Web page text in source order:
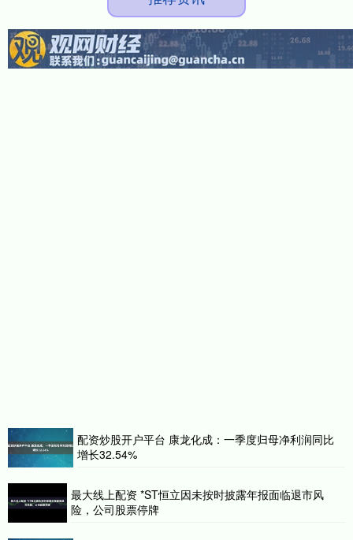
配资炒股开户平台 康龙化成：一季度归母净利润同比
增长32.54%
最大线上配资 *ST恒立因未按时披露年报面临退市风
险，公司股票停牌